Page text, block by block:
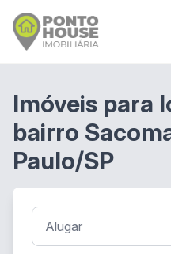
Imóveis para
bairro
Paulo/SP